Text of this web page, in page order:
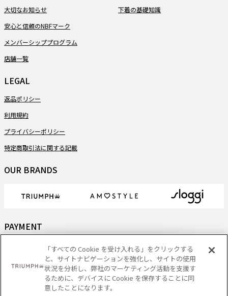
大切なお知らせ
安心と信頼のNBFマーク
メンバーシッププログラム
店舗一覧
下着の基礎知識
LEGAL
返品ポリシー
利用規約
プライバシーポリシー
特定商取引法に関する記載
OUR BRANDS
PAYMENT
DELIVERY
「すべての Cookie を受け入れる」をクリックする
と、サイトナビゲーションを強化し、サイトの使用
状況を分析し、弊社のマーケティング活動を支援す
るために、デバイスに Cookie を保存することに同
意したことになります。